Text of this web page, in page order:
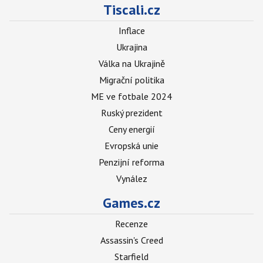
Tiscali.cz
Inflace
Ukrajina
Válka na Ukrajině
Migrační politika
ME ve fotbale 2024
Ruský prezident
Ceny energií
Evropská unie
Penzijní reforma
Vynález
Games.cz
Recenze
Assassin's Creed
Starfield